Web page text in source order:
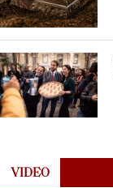
VIDEO